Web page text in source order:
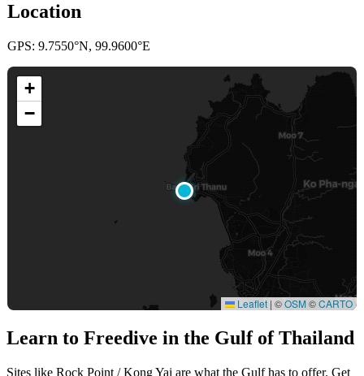
Location
GPS: 9.7550°N, 99.9600°E
+
−
Leaflet | ©OSM©CARTO
Learn to Freedive in the Gulf of Thailand
Sites like Rock Point / Kong Yai are what the Gulf has to offer. Get